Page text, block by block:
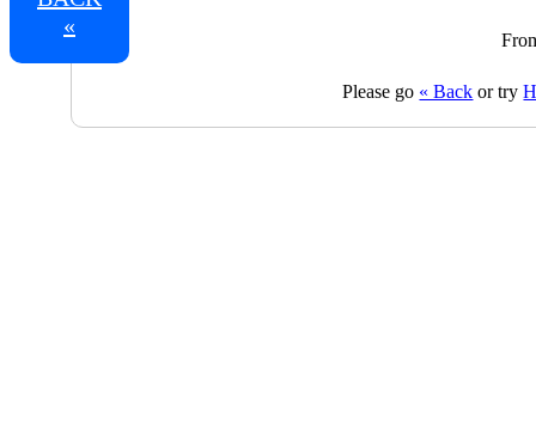
«
Please go « Back or try